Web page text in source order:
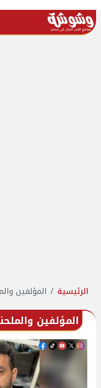
الرئيسية المؤلفين
المؤلفين